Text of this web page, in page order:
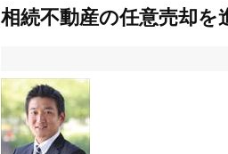
相続不動産の任意売却を